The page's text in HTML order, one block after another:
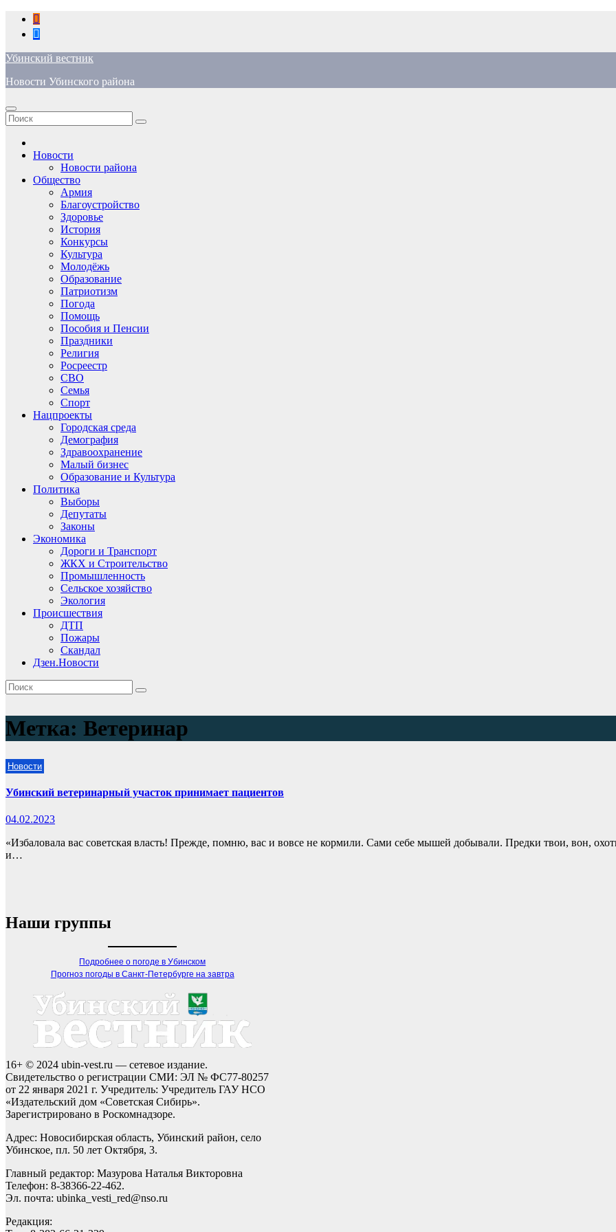
Перейти
содержимому
Убинский вестник
Новости Убинского района
Новости
Новости района
Общество
Армия
Благоустройство
Здоровье
История
Конкурсы
Культура
Молодёжь
Образование
Патриотизм
Погода
Помощь
Пособия и Пенсии
Праздники
Религия
Росреестр
СВО
Семья
Спорт
Нацпроекты
Городская среда
Демография
Здравоохранение
Малый бизнес
Образование и Культура
Политика
Выборы
Депутаты
Законы
Экономика
Дороги и Транспорт
ЖКХ и Строительство
Промышленность
Сельское хозяйство
Экология
Происшествия
ДТП
Пожары
Скандал
Дзен.Новости
Метка: Ветеринар
Новости
Убинский ветеринарный участок принимает пациентов
04.02.2023
«Избаловала вас советская власть! Прежде, помню, вас и вовсе не кормили. Сами себе мышей добывали. Предки твои, вон,
и…
Наши группы
Подробнее о погоде в Убинском
Прогноз погоды в Санкт-Петербурге на завтра
16+ © 2024 ubin-vest.ru — сетевое издание.
Свидетельство о регистрации СМИ: ЭЛ № ФС77-80257
от 22 января 2021 г. Учредитель: Учредитель ГАУ НСО
«Издательский дом «Советская Сибирь».
Зарегистрировано в Роскомнадзоре.
Адрес: Новосибирская область, Убинский район, село
Убинское, пл. 50 лет Октября, 3.
Главный редактор: Мазурова Наталья Викторовна
Телефон: 8-38366-22-462.
Эл. почта: ubinka_vesti_red@nso.ru
Редакция: